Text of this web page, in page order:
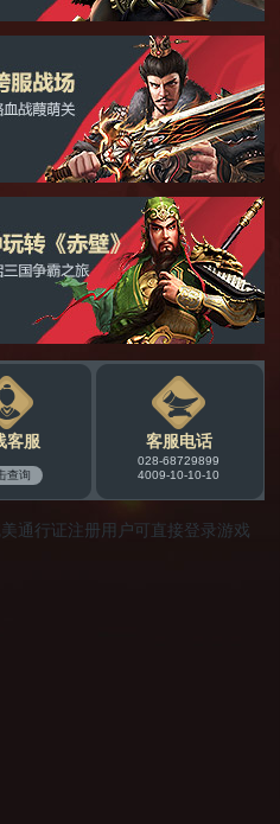
客服
查询
客服电话
028-68729899
4009-10-10-10
通行证注册用户可直接登录游戏